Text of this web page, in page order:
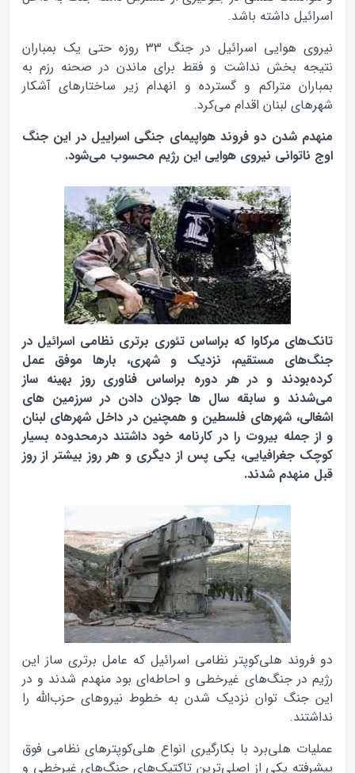
اسرائیل داشته باشد.
نیروی هوایی اسرائیل در جنگ 33 روزه حتی یک بمباران
نتیجه بخش نداشت و فقط برای ماندن در صحنه رزم به
بمباران متراکم و گسترده و انهدام زیر ساختارهای آشکار
شهرهای لبنان اقدام می‌کرد.
منهدم شدن دو فروند هواپیمای جنگی اسراییل در این جنگ
اوج ناتوانی نیروی هوایی این رژیم محسوب می‌شود.
تانک‌های مرکاوا که براساس تئوری برتری نظامی اسرائیل در
جنگ‌های مستقیم، نزدیک و شهری، بارها موفق عمل
کرده‌بودند و در هر دوره براساس فناوری روز بهینه ساز
می‌شدند و سابقه سال ها جولان دادن در سرزمین های
اشغالی، شهرهای فلسطین و همچنین در داخل شهرهای لبنان
و از جمله بیروت را در کارنامه خود داشتند درمحدوده بسیار
کوچک جغرافیایی، یکی پس از دیگری و هر روز بیشتر از روز
قبل منهدم شدند.
دو فروند هلی‌کوپتر نظامی اسرائیل که عامل برتری ساز این
رژیم در جنگ‌های غیرخطی و احاطه‌ای بو‌‌د منهدم شدند و در
این جنگ توان نزدیک شدن به خطوط نیروهای حزب‌الله را
نداشتند.
عملیات هلی‌برد با بکارگیری انواع هلی‌کوپترهای نظامی فوق
پیشرفته یکی از اصلی‌ترین تاکتیک‌های جنگ‌های غیرخطی و